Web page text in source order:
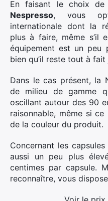
En faisant le choix de
Nespresso, vous
internationale dont la
plus à faire, même s’il
équipement est un peu
bien qu’il reste tout à fait
Dans le cas présent, la
de milieu de gamme
oscillant autour des 90
raisonnable, même si
de la couleur du produit.
Concernant les
aussi un peu plus
centimes par capsule.
reconnaître, vous